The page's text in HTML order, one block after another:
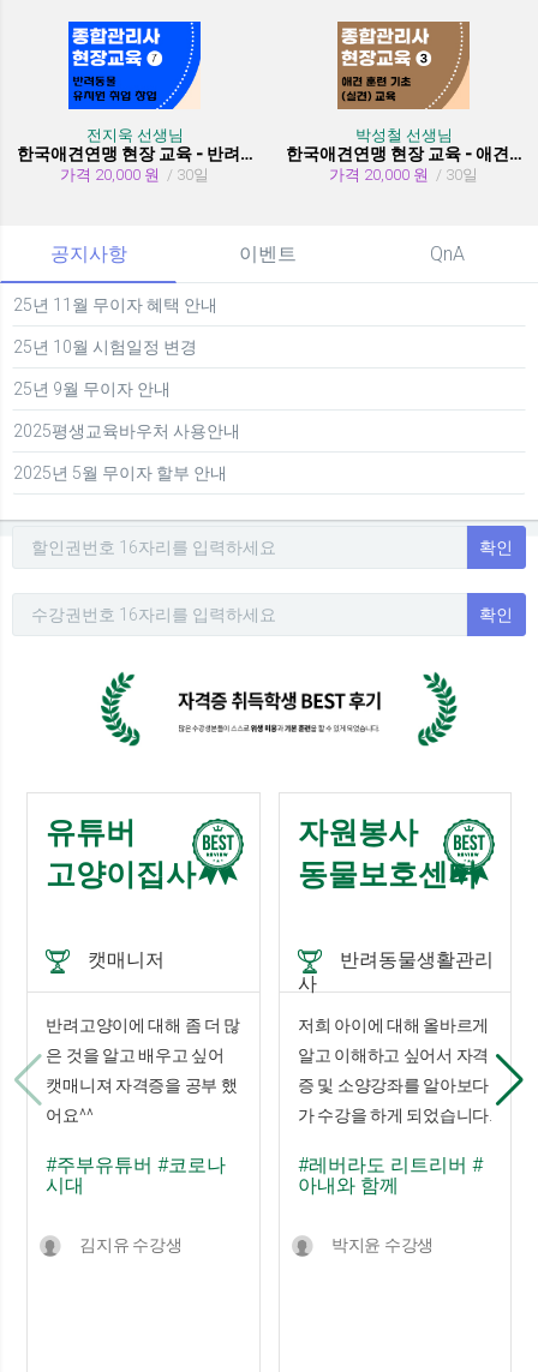
전지욱 선생님
한국애견연맹 현장 교육 - 반려동물 유치원 취창업
가격 20,000 원 / 30일
박성철 선생님
한국애견연맹 현장 교육 - 애견 훈련 기초 (실견)
가격 20,000 원 / 30일
공지사항 이벤트 QnA
25년 11월 무이자 혜택 안내
25년 10월 시험일정 변경
25년 9월 무이자 안내
2025평생교육바우처 사용안내
2025년 5월 무이자 할부 안내
확인
확인
유튜버
고양이집사
캣매니저
반려고양이에 대해 좀 더 많
은 것을 알고 배우고 싶어
캣매니져 자격증을 공부 했
어요^^
#주부유튜버 #코로나
시대
김지유 수강생
자원봉사
동물보호센터
반려동물생활관리
사
저희 아이에 대해 올바르게
알고 이해하고 싶어서 자격
증 및 소양강좌를 알아보다
가 수강을 하게 되었습니다.
#레버라도 리트리버 #
아내와 함께
박지윤 수강생